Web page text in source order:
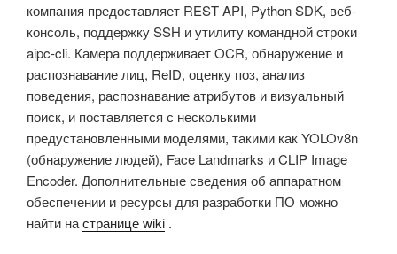
компания предоставляет REST API, Python SDK, веб-
консоль, поддержку SSH и утилиту командной строки
aipc-cli. Камера поддерживает OCR, обнаружение и
распознавание лиц, ReID, оценку поз, анализ
поведения, распознавание атрибутов и визуальный
поиск, и поставляется с несколькими
предустановленными моделями, такими как YOLOv8n
(обнаружение людей), Face Landmarks и CLIP Image
Encoder. Дополнительные сведения об аппаратном
обеспечении и ресурсы для разработки ПО можно
найти настранице wiki .